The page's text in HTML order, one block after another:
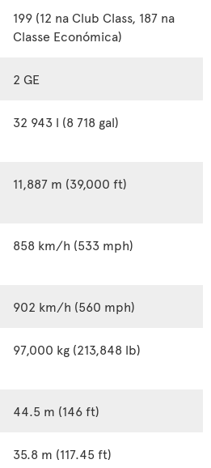
199 (12 na Club Class, 187 na
Classe Económica)
2 GE
32 943 l (8 718 gal)
11,887 m (39,000 ft)
858 km/h (533 mph)
902 km/h (560 mph)
97,000 kg (213,848 lb)
44.5 m (146 ft)
35.8 m (117.45 ft)